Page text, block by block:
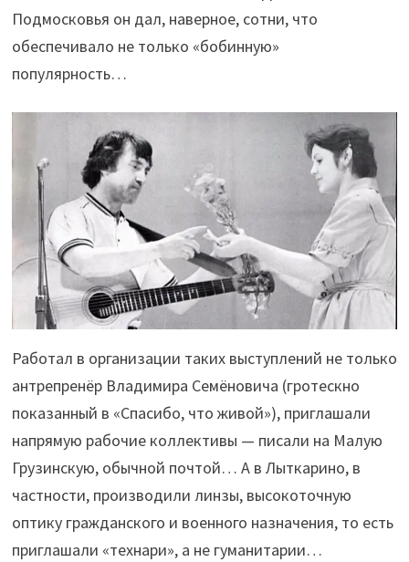
Подмосковья он дал, наверное, сотни, что
обеспечивало не только «бобинную»
популярность…
Работал в организации таких выступлений не только
антрепренёр Владимира Семёновича (гротескно
показанный в «Спасибо, что живой»), приглашали
напрямую рабочие коллективы — писали на Малую
Грузинскую, обычной почтой… А в Лыткарино, в
частности, производили линзы, высокоточную
оптику гражданского и военного назначения, то есть
приглашали «технари», а не гуманитарии…